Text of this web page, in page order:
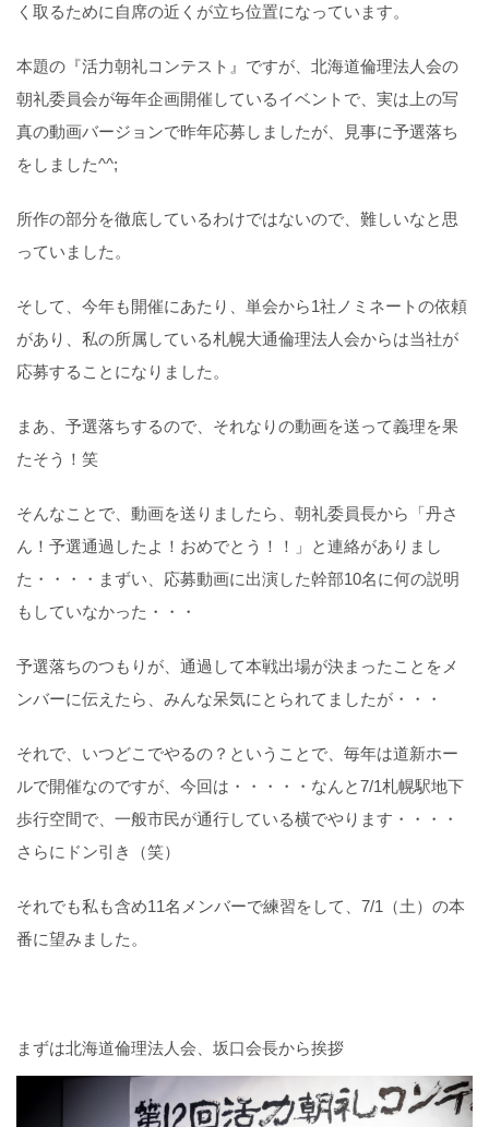
く取るために自席の近くが立ち位置になっています。
本題の『活力朝礼コンテスト』ですが、北海道倫理法人会の
朝礼委員会が毎年企画開催しているイベントで、実は上の写
真の動画バージョンで昨年応募しましたが、見事に予選落ち
をしました^^;
所作の部分を徹底しているわけではないので、難しいなと思
っていました。
そして、今年も開催にあたり、単会から1社ノミネートの依頼
があり、私の所属している札幌大通倫理法人会からは当社が
応募することになりました。
まあ、予選落ちするので、それなりの動画を送って義理を果
たそう！笑
そんなことで、動画を送りましたら、朝礼委員長から「丹さ
ん！予選通過したよ！おめでとう！！」と連絡がありまし
た・・・・まずい、応募動画に出演した幹部10名に何の説明
もしていなかった・・・
予選落ちのつもりが、通過して本戦出場が決まったことをメ
ンバーに伝えたら、みんな呆気にとられてましたが・・・
それで、いつどこでやるの？ということで、毎年は道新ホー
ルで開催なのですが、今回は・・・・・なんと7/1札幌駅地下
歩行空間で、一般市民が通行している横でやります・・・・
さらにドン引き（笑）
それでも私も含め11名メンバーで練習をして、7/1（土）の本
番に望みました。
まずは北海道倫理法人会、坂口会長から挨拶